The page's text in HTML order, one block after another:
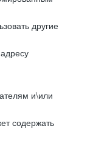
другие
и\или
содержать